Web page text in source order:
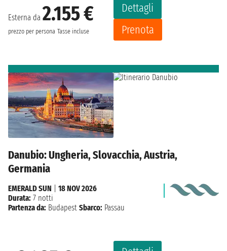
Esterna da 2.155 €
prezzo per persona Tasse incluse
Dettagli
Prenota
Danubio: Ungheria, Slovacchia, Austria,
Germania
EMERALD SUN
18 NOV 2026
Durata: 7 notti
Partenza da: Budapest Sbarco: Passau